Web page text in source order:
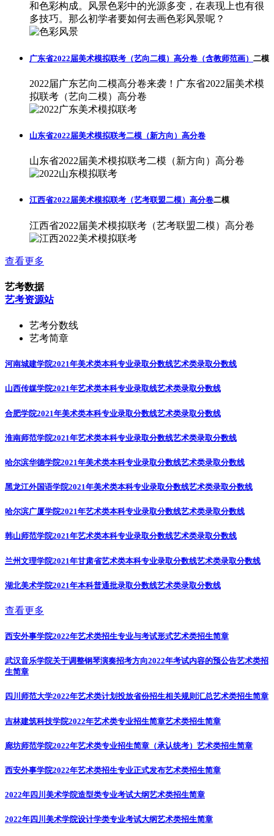
和色彩构成。风景色彩中的光源多变，在表现上也有很
多技巧。那么初学者要如何去画色彩风景呢？
广东省2022届美术模拟联考（艺向二模）高分卷（含教师范画） 二模
2022届广东艺向二模高分卷来袭！广东省2022届美术模
拟联考（艺向二模）高分卷
山东省2022届美术模拟联考二模（新方向）高分卷
山东省2022届美术模拟联考二模（新方向）高分卷
江西省2022届美术模拟联考（艺考联盟二模）高分卷二模
江西省2022届美术模拟联考（艺考联盟二模）高分卷
查看更多
艺考数据
艺考资源站
艺考分数线
艺考简章
河南城建学院2021年美术类本科专业录取分数线艺术类录取分数线
山西传媒学院2021年艺术类本科专业录取线艺术类录取分数线
合肥学院2021年美术类本科专业录取分数线艺术类录取分数线
淮南师范学院2021年艺术类本科专业录取分数线艺术类录取分数线
哈尔滨华德学院2021年美术类本科专业录取分数线艺术类录取分数线
黑龙江外国语学院2021年美术类本科专业录取分数线艺术类录取分数线
哈尔滨广厦学院2021年艺术类本科专业录取分数线艺术类录取分数线
韩山师范学院2021年艺术类本科专业录取分数线艺术类录取分数线
兰州文理学院2021年甘肃省艺术类本科专业录取分数线艺术类录取分数线
湖北美术学院2021年本科普通批录取分数线艺术类录取分数线
查看更多
西安外事学院2022年艺术类招生专业与考试形式艺术类招生简章
武汉音乐学院关于调整钢琴演奏招考方向2022年考试内容的预公告艺术类招
生简章
四川师范大学2022年艺术类计划投放省份招生相关规则汇总艺术类招生简章
吉林建筑科技学院2022年艺术类专业招生简章艺术类招生简章
廊坊师范学院2022年艺术类专业招生简章（承认统考） 艺术类招生简章
西安外事学院2022年艺术类招生专业正式发布艺术类招生简章
2022年四川美术学院造型类专业考试大纲艺术类招生简章
2022年四川美术学院设计学类专业考试大纲艺术类招生简章